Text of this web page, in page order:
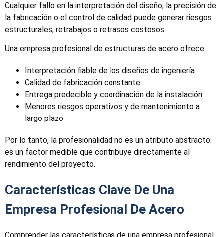
Cualquier fallo en la interpretación del diseño, la precisión de
la fabricación o el control de calidad puede generar riesgos
estructurales, retrabajos o retrasos costosos.
Una empresa profesional de estructuras de acero ofrece:
Interpretación fiable de los diseños de ingeniería
Calidad de fabricación constante
Entrega predecible y coordinación de la instalación
Menores riesgos operativos y de mantenimiento a
largo plazo
Por lo tanto, la profesionalidad no es un atributo abstracto:
es un factor medible que contribuye directamente al
rendimiento del proyecto.
Características Clave De Una
Empresa Profesional De Acero
Comprender las características de una empresa profesional